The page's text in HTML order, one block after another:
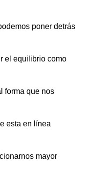
poner detrás
el equilibrio como
forma que nos
esta en línea
mayor